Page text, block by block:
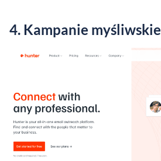
4. Kampanie myśliwskie